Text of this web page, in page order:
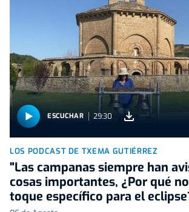
ESCUCHAR 29:30
LOS PODCAST DE TXEMA GUTIÉRREZ
"Las campanas siempre han
cosas importantes, ¿Por qué
toque específico para el